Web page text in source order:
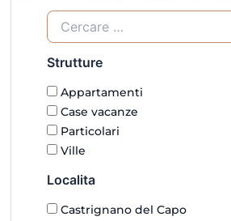
Strutture
Appartamenti
Case vacanze
Particolari
Ville
Localita
Castrignano del Capo